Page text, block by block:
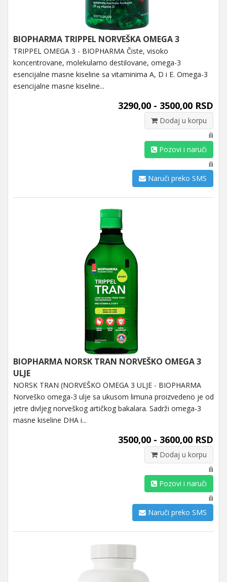
BIOPHARMA TRIPPEL NORVEŠKA OMEGA 3
TRIPPEL OMEGA 3 - BIOPHARMA Čiste, visoko
koncentrovane, molekularno destilovane, omega-3
esencijalne masne kiseline sa vitaminima A, D i E. Omega-3
esencijalne masne kiseline...
3290,00 - 3500,00 RSD
Dodaj u korpu
ili
Pozovi i naruči
ili
Naruči preko SMS
BIOPHARMA NORSK TRAN NORVEŠKO OMEGA 3
ULJE
NORSK TRAN (NORVEŠKO OMEGA 3 ULJE - BIOPHARMA
Norveško omega-3 ulje sa ukusom limuna proizvedeno je od
jetre divljeg norveškog artičkog bakalara. Sadrži omega-3
masne kiseline DHA i...
3500,00 - 3600,00 RSD
Dodaj u korpu
ili
Pozovi i naruči
ili
Naruči preko SMS